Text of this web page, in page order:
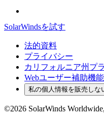
SolarWindsを試す
法的資料
プライバシー
カリフォルニア州プ
Webユーザー補助機
私の個人情報を販売しな
©2026 SolarWinds